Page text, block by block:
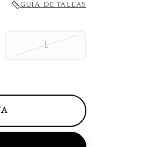
GUÍA DE TALLAS
L